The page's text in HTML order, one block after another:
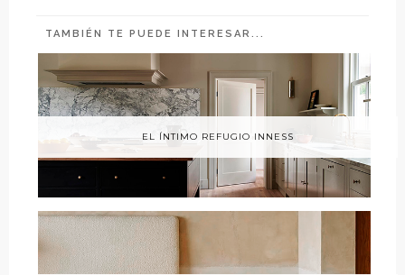
TAMBIÉN TE PUEDE INTERESAR...
EL ÍNTIMO REFUGIO INNESS